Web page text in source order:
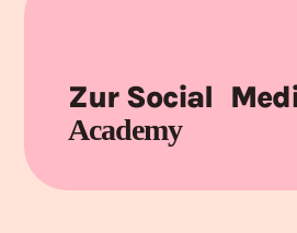
Zur Social
Academy